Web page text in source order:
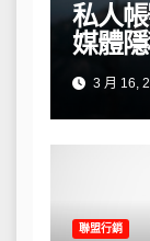
私人
媒體
3 月 16,
聯盟行銷